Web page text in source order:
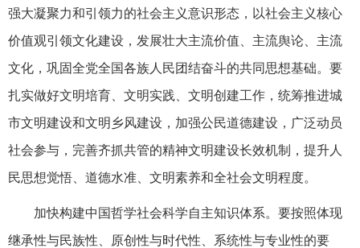
强大凝聚力和引领力的社会主义意识形态，以社会主义核心
价值观引领文化建设，发展壮大主流价值、主流舆论、主流
文化，巩固全党全国各族人民团结奋斗的共同思想基础。要
扎实做好文明培育、文明实践、文明创建工作，统筹推进城
市文明建设和文明乡风建设，加强公民道德建设，广泛动员
社会参与，完善齐抓共管的精神文明建设长效机制，提升人
民思想觉悟、道德水准、文明素养和全社会文明程度。
加快构建中国哲学社会科学自主知识体系。要按照体现
继承性与民族性、原创性与时代性、系统性与专业性的要